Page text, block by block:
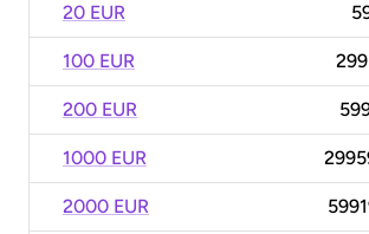
20 EUR
100 EUR
200 EUR
1000 EUR
2000 EUR